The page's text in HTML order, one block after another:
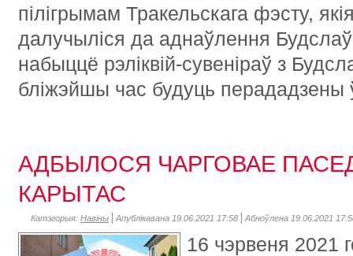
пілігрымам Тракельскага фэсту,
далучыліся да аднаўлення
набыццё рэліквій-сувеніраў з
бліжэйшы час будуць перададзены
АДБЫЛОСЯ ЧАРГОВАЕ
КАРЫТАС
Катэгорыя: Навіны Апублікавана 19.06.2021 17:58 Абноўлена 19.06.2021
16 чэрвеня 2021